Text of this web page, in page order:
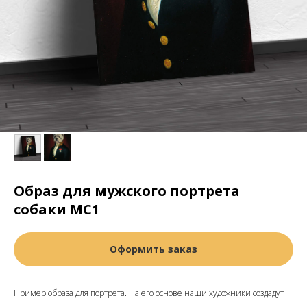
Образ для мужского портрета
собаки МС1
Оформить заказ
Пример образа для портрета. На его основе наши художники создадут